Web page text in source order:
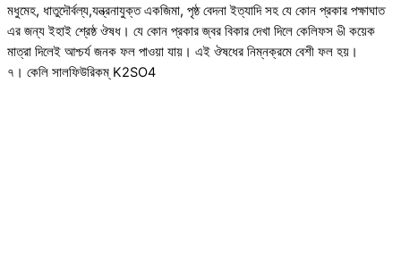
মধুমেহ, ধাতুদৌর্বল্য,যন্ত্রনাযুক্ত একজিমা, পৃষ্ঠ বেদনা ইত্যাদি সহ যে কোন প্রকার পক্ষাঘাত
এর জন্য ইহাই শ্রেষ্ঠ ঔষধ। যে কোন প্রকার জ্বর বিকার দেখা দিলে কেলিফস ৬ী কয়েক
মাত্রা দিলেই আশ্চর্য জনক ফল পাওয়া যায়। এই ঔষধের নিম্নক্রমে বেশী ফল হয়।
৭। কেলি সালফিউরিকম্ K2SO4